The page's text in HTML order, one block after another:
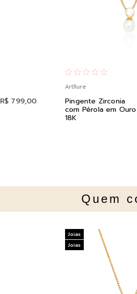
R$ 799,00
Artllure
Pingente Zirconia
com Pérola em Ouro
18K
Quem
Joias
Joias